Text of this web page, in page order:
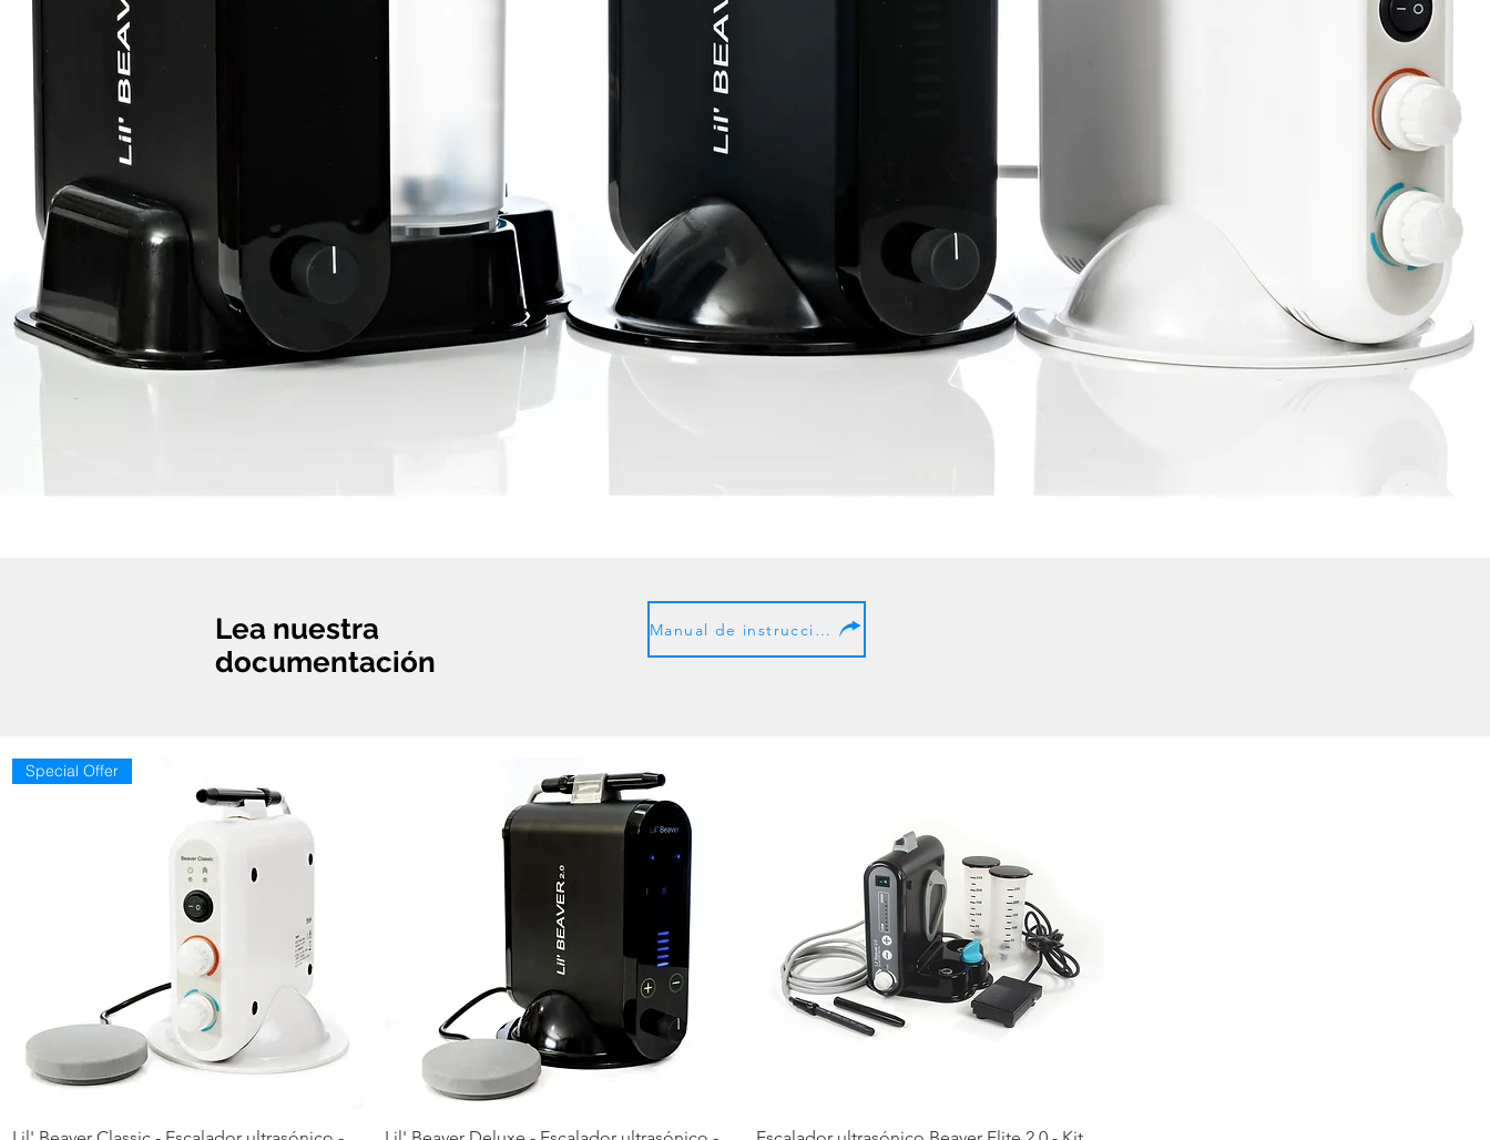
Lea nuestra
documentación
Manual de instrucciones
Vista rápida
Special Offer
Vista rápida Vista rápida